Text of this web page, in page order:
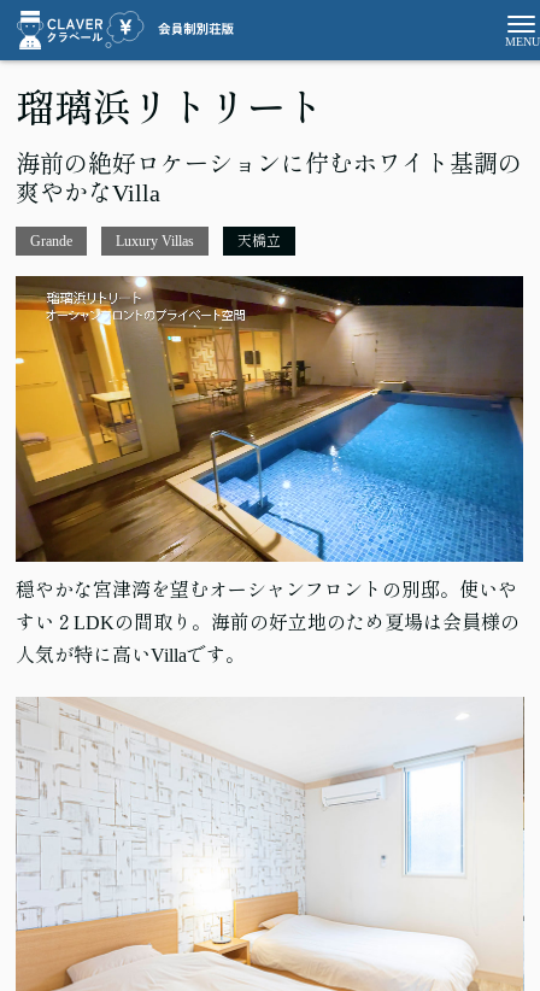
瑠璃浜リトリート
海前の絶好ロケーションに佇むホワイト基調の
爽やかなVilla
Grande Luxury Villas 天橋立
穏やかな宮津湾を望むオーシャンフロントの別邸。使いや
すい２LDKの間取り。海前の好立地のため夏場は会員様の
人気が特に高いVillaです。